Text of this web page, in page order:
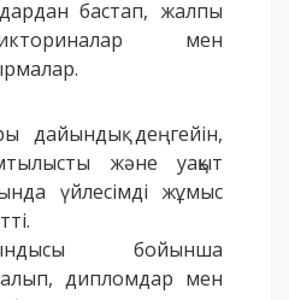
ТӨЛЕУ
бастап, жалпы
мен
дайындық деңгейін,
және уақыт
үйлесімді жұмыс
бойынша
дипломдар мен